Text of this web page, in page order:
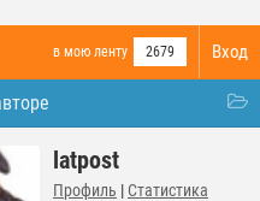
Вход
в мою ленту 2679
latpost
Профиль | Статистика